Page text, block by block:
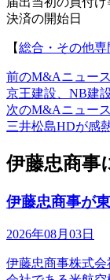
決済の開始
【総合・その他
前のM&Aニュース
京王建設、NB建
次のM&Aニュース
三井松島HDが感
伊藤忠商事
伊藤忠商事が
2026年08月03日
伊藤忠商事株式会